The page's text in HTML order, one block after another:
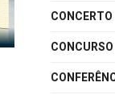
CONCERTO
CONCURSO